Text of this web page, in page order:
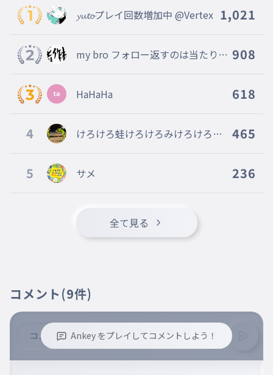
010
女子は授業中にスクイーズ触ってる
yaba
授業中トイレに行けない
行けるけどトイレパスっていうのが必要
wow
前、親戚からもらったシャーペン盗まれた
013
ミームが全部海外
atarimae
中国はクソだと思ってる
休み時間にみんな食ってる
𝔂𝓾𝓽𝓸プレイ回数増加中 @Vertex 1,021
my bro フォロー返すのは当たり前 908
HaHaHa 618
4
けろけろ蛙けろけろみけろけろ家
465
5 サメ 236
全て見る
コメント (9件)
Ankey をプレイしてコメントしよう！